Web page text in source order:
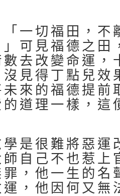
一切福田，不
可見福德之田
去改變命運，
見得丁點兒效
來的福德提前
道理一樣，這
是很難將惡運
自己不也惹上
，他一生的名
，他因何又無